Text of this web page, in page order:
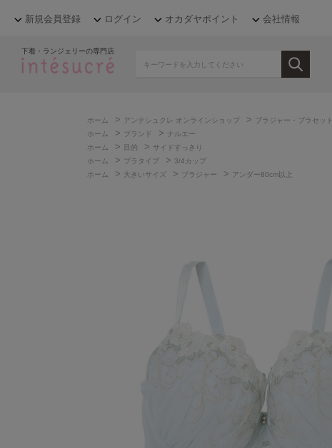
新規会員登録 ログイン オカダヤポイント 会社情報
下着・ランジェリーの専門店
ホーム > アンテシュクレ オンラインショップ > ブラジャー・ブラセット
ホーム
> ブランド > ナルエー
ホーム
> 目的 > サイドすっきり
ホーム
> ブラタイプ > 3/4カップ
ホーム
> 大きいサイズ > ブラジャー > アンダー80cm以上